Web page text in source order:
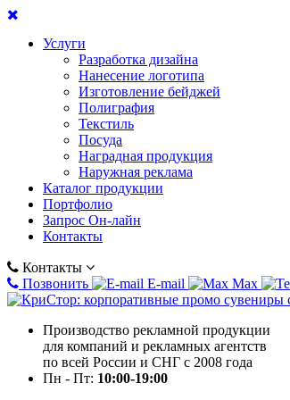
Услуги
Разработка дизайна
Нанесение логотипа
Изготовление бейджей
Полиграфия
Текстиль
Посуда
Наградная продукция
Наружная реклама
Каталог продукции
Портфолио
Запрос Он-лайн
Контакты
Контакты
Позвонить
E-mail Max
Производство рекламной продукции
для компаний и рекламных агентств
по всей России и СНГ с 2008 года
Пн - Пт: 10:00-19:00